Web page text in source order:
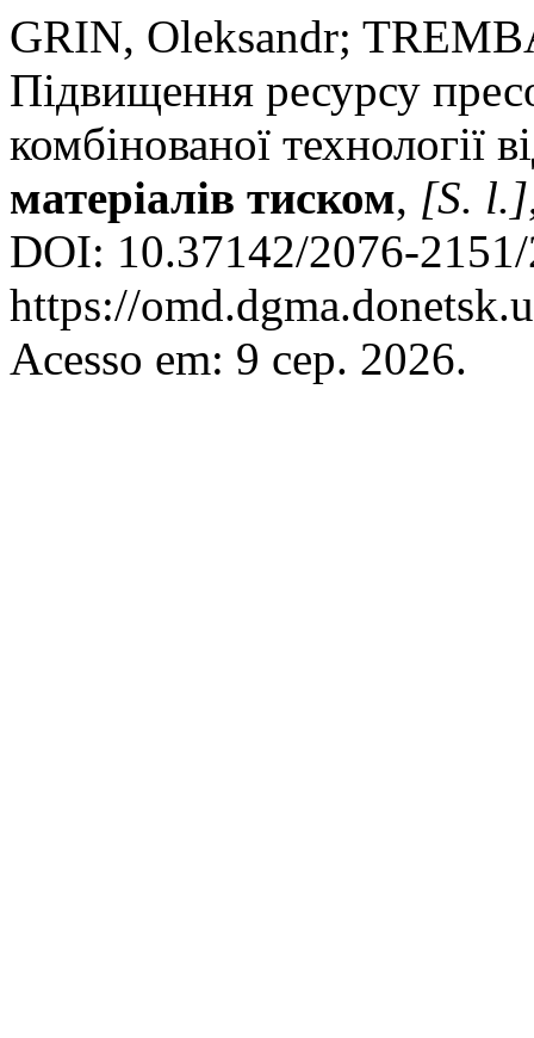
GRIN, Oleksandr;
Підвищення ресурсу
комбінованої технології
матеріалів тиском, [S. l.]
DOI: 10.37142/2076-
https://
Acesso em: 9 сер. 2026.